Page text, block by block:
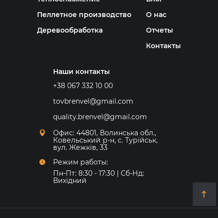
Пеллетное производство
Деревообработка
О нас
Отчеты
Контакты
Наши контакты
+38 067 332 10 00
tovbrenvel@gmail.com
quality.brenvel@gmail.com
Офис: 44801, Волинська обл.,
Ковельський р-н, с. Турійськ,
вул. Жежків, 33
Режим работы:
Пн-Пт: 8:30 - 17:30 | Сб-Нд:
Вихідний